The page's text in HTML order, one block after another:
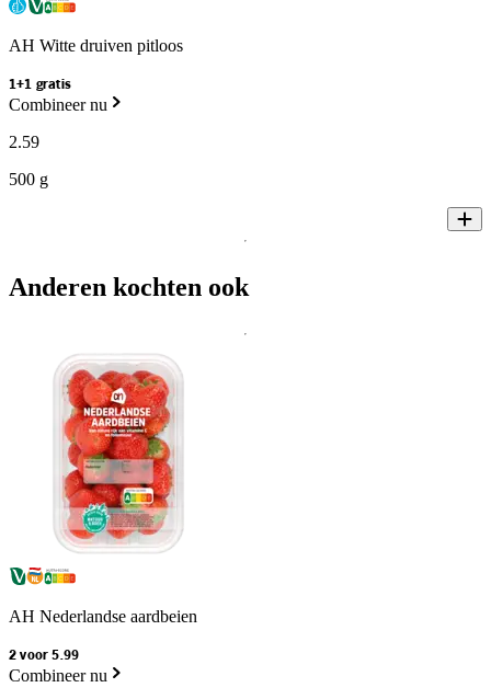
AH Witte druiven pitloos
1+1 gratis
Combineer nu
2.59
500 g
Anderen kochten ook
AH Nederlandse aardbeien
2 voor 5.99
Combineer nu